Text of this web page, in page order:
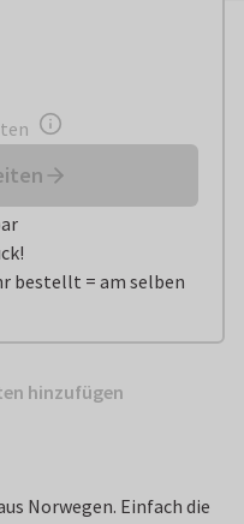
bestellt = am selben
hinzufügen
Norwegen. Einfach die